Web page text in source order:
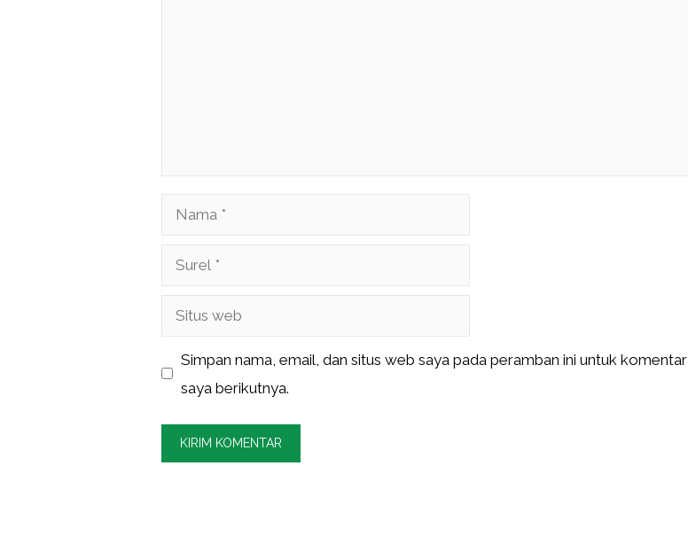
Nama
Surel
Situs
Simpan nama, email, dan situs web saya pada peramban ini untuk komentar
saya berikutnya.